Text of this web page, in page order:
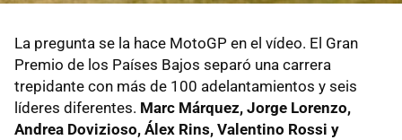
La pregunta se la hace MotoGP en el vídeo. El Gran
Premio de los Países Bajos separó una carrera
trepidante con más de 100 adelantamientos y seis
líderes diferentes. Marc Márquez, Jorge Lorenzo,
Andrea Dovizioso, Álex Rins, Valentino Rossi y